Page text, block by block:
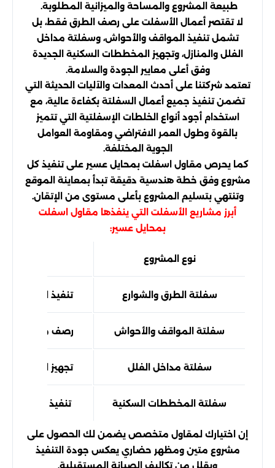
طبيعة المشروع والمساحة والميزانية المطلوبة.
لا تقتصر أعمال الأسفلت على رصف الطرق فقط، بل
تشمل تنفيذ المواقف والأحواش، وسفلتة مداخل
الفلل والمنازل، وتجهيز المخططات السكنية الجديدة
وفق أعلى معايير الجودة والسلامة.
تعتمد شركتنا على أحدث المعدات والآليات الحديثة التي
تضمن تنفيذ جميع أعمال السفلتة بكفاءة عالية، مع
استخدام أجود أنواع الخلطات الإسفلتية التي تتميز
بالقوة وطول العمر الافتراضي ومقاومة العوامل
الجوية المختلفة.
كما يحرص مقاول اسفلت بمحايل عسير على تنفيذ كل
مشروع وفق خطة هندسية دقيقة تبدأ بمعاينة الموقع
وتنتهي بتسليم المشروع بأعلى مستوى من الإتقان.
أبرز مشاريع الأسفلت التي ينفذها مقاول اسفلت
بمحايل عسير:
نوع المشروع
سفلتة الطرق والشوارع تنفيذ الطرق
سفلتة المواقف والأحواش رصف مواقف
سفلتة مداخل الفلل تجهيز المداخل
سفلتة المخططات السكنية تنفيذ البنية
إن اختيارك لمقاول متخصص يضمن لك الحصول على
مشروع متين ومظهر حضاري يعكس جودة التنفيذ
ويقلل من تكاليف الصيانة المستقبلية.